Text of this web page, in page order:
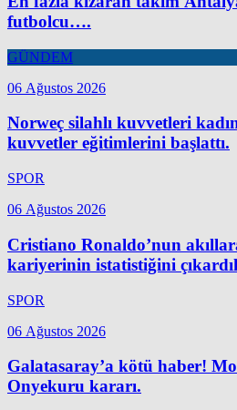
futbolcu….
GÜNDEM
06 Ağustos 2026
Norweç silahlı kuvvetleri
kuvvetler eğitimlerini başlattı.
SPOR
06 Ağustos 2026
Cristiano Ronaldo’nun
kariyerinin istatistiğini
SPOR
06 Ağustos 2026
Galatasaray’a kötü haber!
Onyekuru kararı.